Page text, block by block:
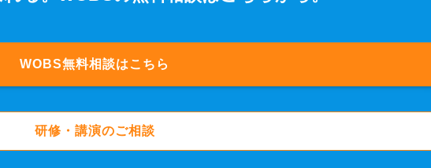
WOBS無料相談はこちら
研修・講演のご相談